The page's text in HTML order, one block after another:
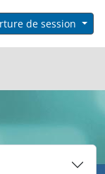
de session